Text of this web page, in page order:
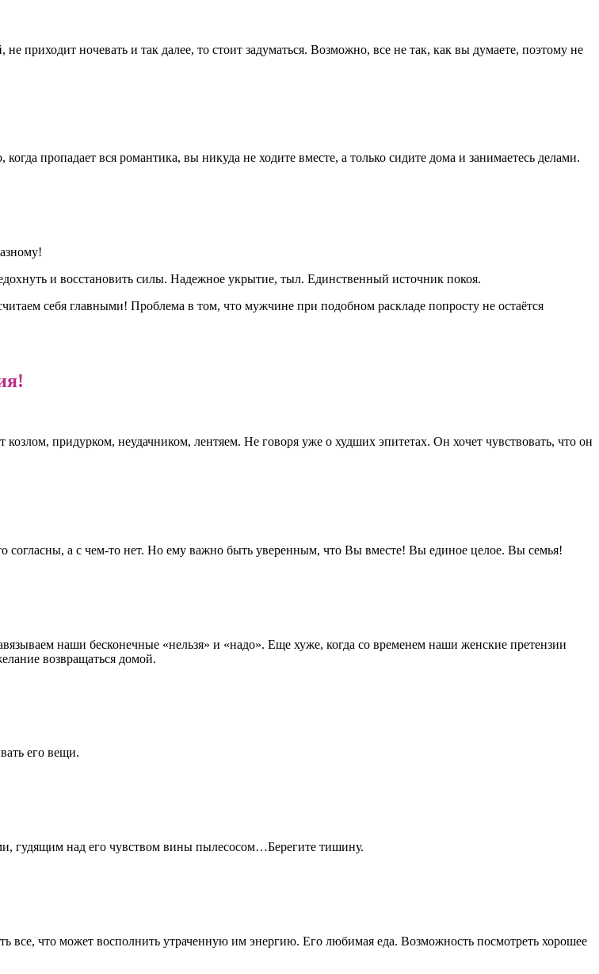
приходит ночевать и так далее, то стоит задуматься. Возможно, все не так, как вы думаете, поэтому не
пропадает вся романтика, вы никуда не ходите вместе, а только сидите дома и занимаетесь делами.
и восстановить силы. Надежное укрытие, тыл. Единственный источник покоя.
себя главными! Проблема в том, что мужчине при подобном раскладе попросту не остаётся
придурком, неудачником, лентяем. Не говоря уже о худших эпитетах. Он хочет чувствовать, что он
а с чем-то нет. Но ему важно быть уверенным, что Вы вместе! Вы единое целое. Вы семья!
наши бесконечные «нельзя» и «надо». Еще хуже, когда со временем наши женские претензии
возвращаться домой.
его вещи.
гудящим над его чувством вины пылесосом…Берегите тишину.
все, что может восполнить утраченную им энергию. Его любимая еда. Возможность посмотреть хорошее